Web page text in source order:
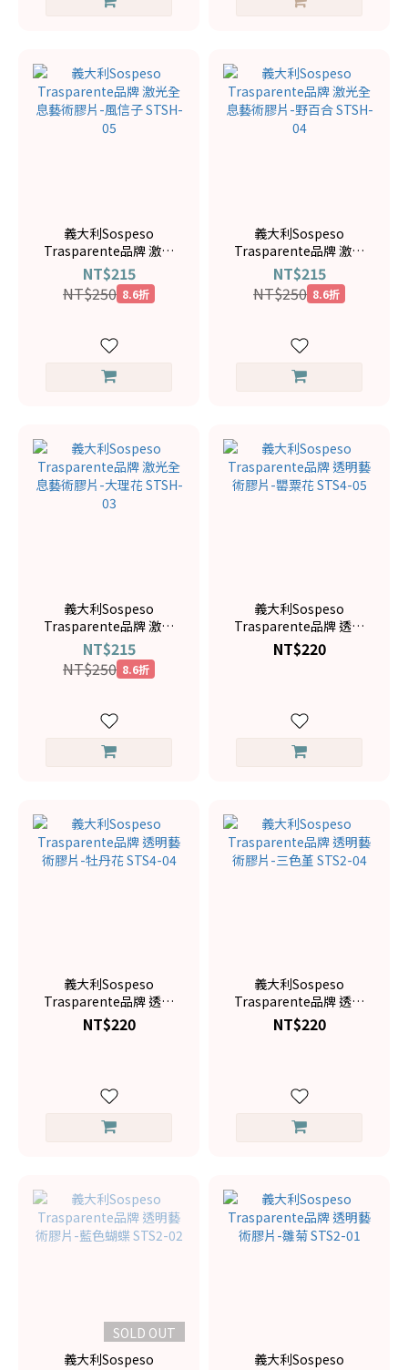
義大利Sospeso
Trasparente品牌 激光
全息藝術膠片-風信子
STSH-05
NT$215
NT$250 8.6折
義大利Sospeso
Trasparente品牌 激光
全息藝術膠片-野百合
STSH-04
NT$215
NT$250 8.6折
義大利Sospeso
Trasparente品牌 激光
全息藝術膠片-大理花
STSH-03
NT$215
NT$250 8.6折
義大利Sospeso
Trasparente品牌 透明
藝術膠片-罌粟花 STS4-
05
NT$220
義大利Sospeso
Trasparente品牌 透明
藝術膠片-牡丹花 STS4-
04
NT$220
義大利Sospeso
Trasparente品牌 透明
藝術膠片-三色堇 STS2-
04
NT$220
SOLD OUT
義大利Sospeso
義大利Sospeso